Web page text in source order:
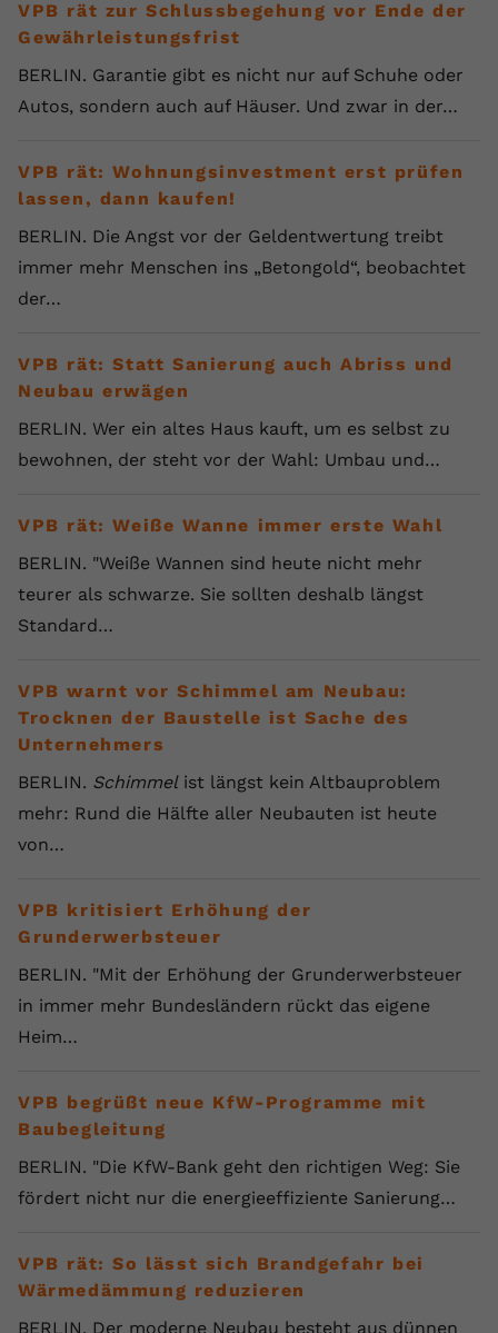
VPB rät zur Schlussbegehung vor Ende der
Gewährleistungsfrist
BERLIN. Garantie gibt es nicht nur auf Schuhe oder
Autos, sondern auch auf Häuser. Und zwar in der…
VPB rät: Wohnungsinvestment erst prüfen
lassen, dann kaufen!
BERLIN. Die Angst vor der Geldentwertung treibt
immer mehr Menschen ins „Betongold“, beobachtet
der…
VPB rät: Statt Sanierung auch Abriss und
Neubau erwägen
BERLIN. Wer ein altes Haus kauft, um es selbst zu
bewohnen, der steht vor der Wahl: Umbau und…
VPB rät: Weiße Wanne immer erste Wahl
BERLIN. "Weiße Wannen sind heute nicht mehr
teurer als schwarze. Sie sollten deshalb längst
Standard…
VPB warnt vor Schimmel am Neubau:
Trocknen der Baustelle ist Sache des
Unternehmers
BERLIN. Schimmelist längst kein Altbauproblem
mehr: Rund die Hälfte aller Neubauten ist heute
von…
VPB kritisiert Erhöhung der
Grunderwerbsteuer
BERLIN. "Mit der Erhöhung der Grunderwerbsteuer
in immer mehr Bundesländern rückt das eigene
Heim…
VPB begrüßt neue KfW-Programme mit
Baubegleitung
BERLIN. "Die KfW-Bank geht den richtigen Weg: Sie
fördert nicht nur die energieeffiziente Sanierung…
VPB rät: So lässt sich Brandgefahr bei
Wärmedämmung reduzieren
BERLIN. Der moderne Neubau besteht aus dünnen